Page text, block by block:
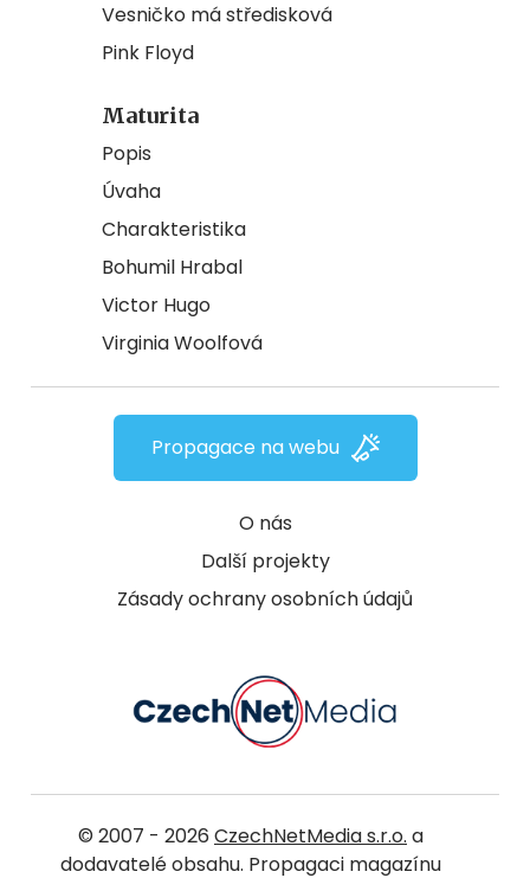
Vesničko má středisková
Pink Floyd
Maturita
Popis
Úvaha
Charakteristika
Bohumil Hrabal
Victor Hugo
Virginia Woolfová
O nás
Další projekty
Zásady ochrany osobních údajů
Propagace na webu
© 2007 - 2026 CzechNetMedia s.r.o. a
dodavatelé obsahu. Propagaci magazínu